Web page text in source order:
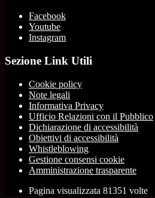
Facebook
Youtube
Instagram
Sezione Link Utili
Cookie policy
Note legali
Informativa Privacy
Ufficio Relazioni con il Pubblico
Dichiarazione di accessibilità
Obiettivi di accessibilità
Whistleblowing
Gestione consensi cookie
Amministrazione trasparente
Pagina visualizzata 81351 volte